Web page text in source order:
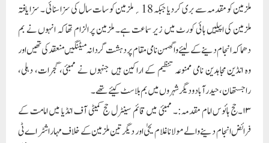
ملزمین کو مقدمہ سے بری کردیا جبکہ 18؍ ملزمین کو سات سال کی سزا سنائی ۔ سزا یافتہ
ملزمین کی اپیلیں ہائی کورٹ میں زیر سماعت ہے۔ ملزمین پر الزام تھاکہ انہوں نے بم
دھماکہ انجام دینے کے لیئے واگھمن نامی مقام پر دہشت گردانہ میٹنگیں منعقد کی تھیں اور
وہ انڈین مجاہدین نامی ممنوعہ تنظیم کے اراکین ہیں جنہوں نے ممبئی، گجرات، دہلی،
راجستھان، حیدرآباد و دیگر شہروں میں بم بلاسٹ کیئے تھے۔
۱۳۔حج ہائوس امام مقدمہ:۔ ممبئی میں قائم سینٹرل حج کمیٹی آف انڈیا میں امامت کے
فرائض انجام دینے والے مولانا غلام یحیٰ اور دیگر تین ملزمین کے خلاف مہاراشٹر اے ٹی